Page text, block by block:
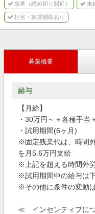
急募（締め切り間近） 未
社宅・家賃補助あり
募集概要
給与
【月給】
・30万円～＋各種手当
・試用期間(6ヶ月)
※固定残業代は、時間
を月5.6万円支給
※上記を超える時間外
※試用期間中の給与は
※その他に条件の変動
≪ インセンティブに